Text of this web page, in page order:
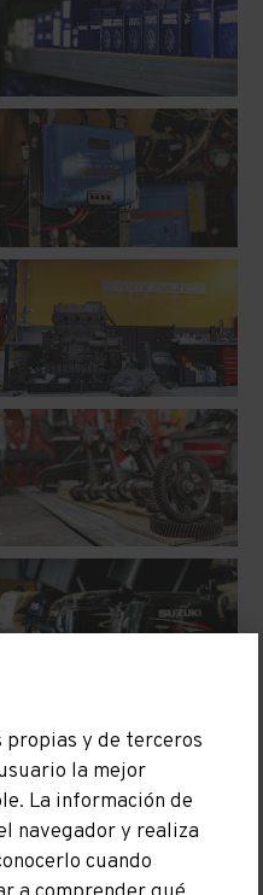
propias y de terceros
la mejor
La información de
navegador y realiza
cuando